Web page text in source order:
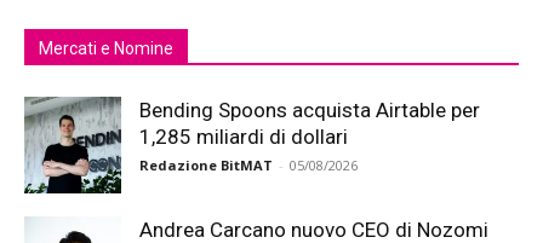
Mercati e Nomine
Bending Spoons acquista Airtable per
1,285 miliardi di dollari
Redazione BitMAT - 05/08/2026
Andrea Carcano nuovo CEO di Nozomi